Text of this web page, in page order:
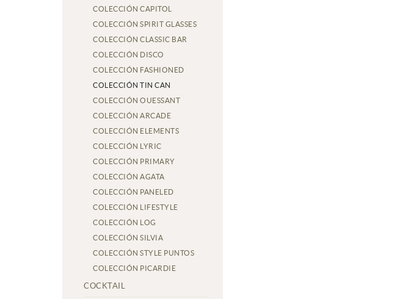
COLECCIÓN CAPITOL
COLECCIÓN SPIRIT GLASSES
COLECCIÓN CLASSIC BAR
COLECCIÓN DISCO
COLECCIÓN FASHIONED
COLECCIÓN TIN CAN
COLECCIÓN OUESSANT
COLECCIÓN ARCADE
COLECCIÓN ELEMENTS
COLECCIÓN LYRIC
COLECCIÓN PRIMARY
COLECCIÓN AGATA
COLECCIÓN PANELED
COLECCIÓN LIFESTYLE
COLECCIÓN LOG
COLECCIÓN SILVIA
COLECCIÓN STYLE PUNTOS
COLECCIÓN PICARDIE
COCKTAIL